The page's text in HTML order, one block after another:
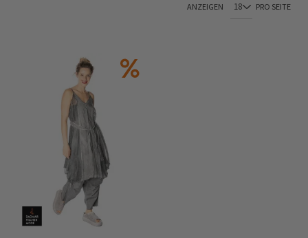
ANZEIGEN PRO SEITE